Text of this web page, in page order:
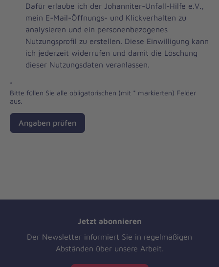
Newsletter
Checkbox
Dafür erlaube ich der Johanniter-Unfall-Hilfe e.V.,
mein E-Mail-Öffnungs- und Klickverhalten zu
analysieren und ein personenbezogenes
Nutzungsprofil zu erstellen. Diese Einwilligung kann
ich jederzeit widerrufen und damit die Löschung
dieser Nutzungsdaten veranlassen.
*
Bitte füllen Sie alle obligatorischen (mit * markierten) Felder
aus.
Angaben prüfen
Jetzt abonnieren
Der Newsletter informiert Sie in regelmäßigen
Abständen über unsere Arbeit.